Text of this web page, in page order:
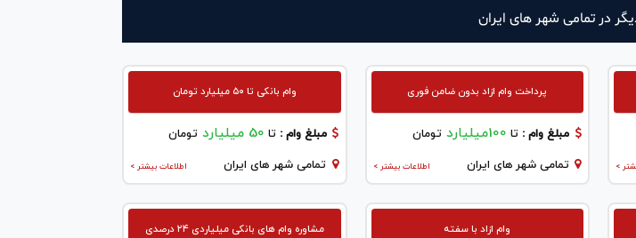
در تمامی شهر های ایران
>
پرداخت وام ازاد بدون ضامن فوری
مبلغ وام : تا 100میلیارد تومان
اطلاعات بیشتر > تمامی شهر های ایران
وام بانکی تا ۵۰ میلیارد تومان
مبلغ وام :تا 50 میلیارد تومان
اطلاعات بیشتر > تمامی شهر های ایران
وام ازاد با سفته مشاوره وام های بانکی میلیاردی ۲۴ درصدی